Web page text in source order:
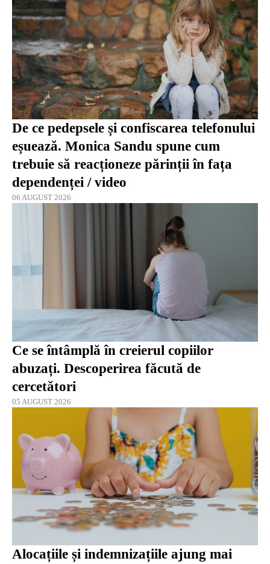
De ce pedepsele și confiscarea telefonului
eșuează. Monica Sandu spune cum
trebuie să reacționeze părinții în fața
dependenței / video
06 AUGUST 2026
Ce se întâmplă în creierul copiilor
abuzați. Descoperirea făcută de
cercetători
05 AUGUST 2026
Alocațiile și indemnizațiile ajung mai